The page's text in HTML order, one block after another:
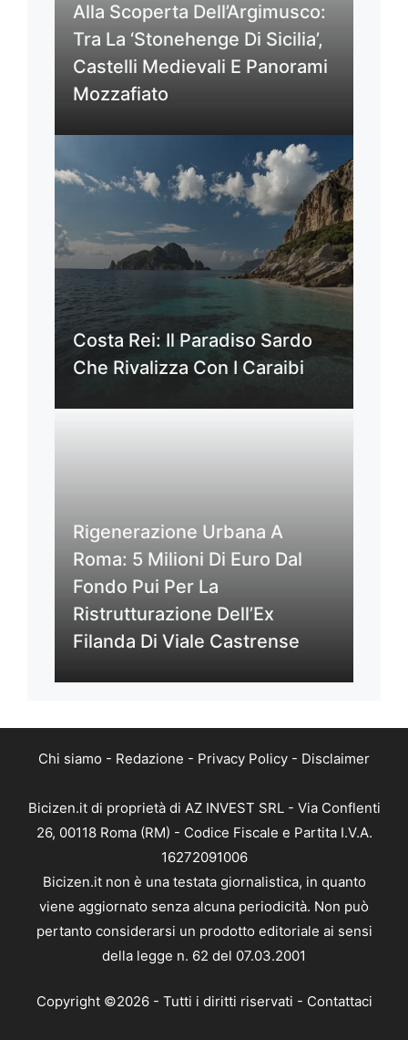
Alla Scoperta Dell’Argimusco:
Tra La ‘Stonehenge Di Sicilia’,
Castelli Medievali E Panorami
Mozzafiato
Costa Rei: Il Paradiso Sardo
Che Rivalizza Con I Caraibi
Rigenerazione Urbana A
Roma: 5 Milioni Di Euro Dal
Fondo Pui Per La
Ristrutturazione Dell’Ex
Filanda Di Viale Castrense
Chi siamo - Redazione - Privacy Policy - Disclaimer
Bicizen.it di proprietà di AZ INVEST SRL - Via Conflenti
26, 00118 Roma (RM) - Codice Fiscale e Partita I.V.A.
16272091006
Bicizen.it non è una testata giornalistica, in quanto
viene aggiornato senza alcuna periodicità. Non può
pertanto considerarsi un prodotto editoriale ai sensi
della legge n. 62 del 07.03.2001
Copyright ©2026 - Tutti i diritti riservati - Contattaci